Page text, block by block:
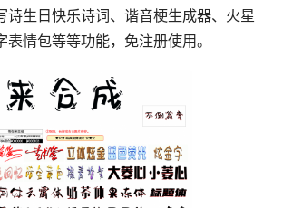
诗生日快乐诗词、谐音梗生成器、火星
情包等等功能，免注册使用。